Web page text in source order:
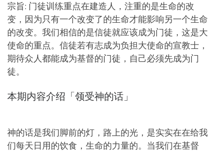
宗旨: 门徒训练重点在建造人，注重的是生命的改
变，因为只有一个改变了的生命才能影响另一个生命
的改变。我们相信的是信徒就应该成为门徒，这是大
使命的重点。信徒若有志成为负担大使命的宣教士，
期待众人都能成为基督的门徒，自己必须先成为门
徒。
本期内容介绍「领受神的话」
神的话是我们脚前的灯，路上的光，是实实在在给我
们每天日用的饮食，生命的力量的。当我们在基督